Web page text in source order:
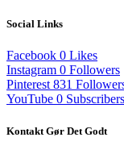
Social Links
Facebook 0 Likes
Instagram 0 Followers
Pinterest 831
YouTube 0 Subscribers
Kontakt Gør Det Godt